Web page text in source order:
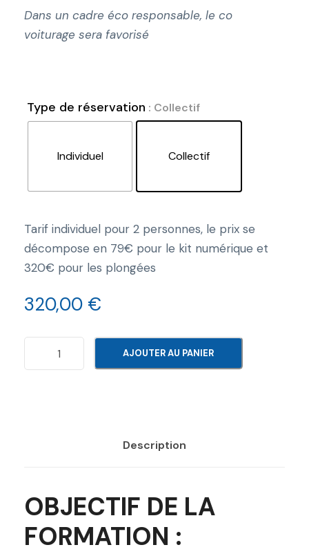
Dans un cadre éco responsable, le co
voiturage sera favorisé
Type de réservation : Collectif
Individuel Collectif
Tarif individuel pour 2 personnes, le prix se
décompose en 79€ pour le kit numérique et
320€ pour les plongées
320,00 €
u
d
O
AJOUTER AU PANIER
Description
OBJECTIF DE LA
FORMATION :